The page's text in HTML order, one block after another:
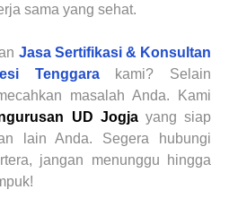
sama yang sehat.
Jasa Sertifikasi & Konsultan
Tenggarakami? Selain
masalah Anda. Kami
UD Jogjayang siap
lain Anda. Segera hubungi
jangan menunggu hingga